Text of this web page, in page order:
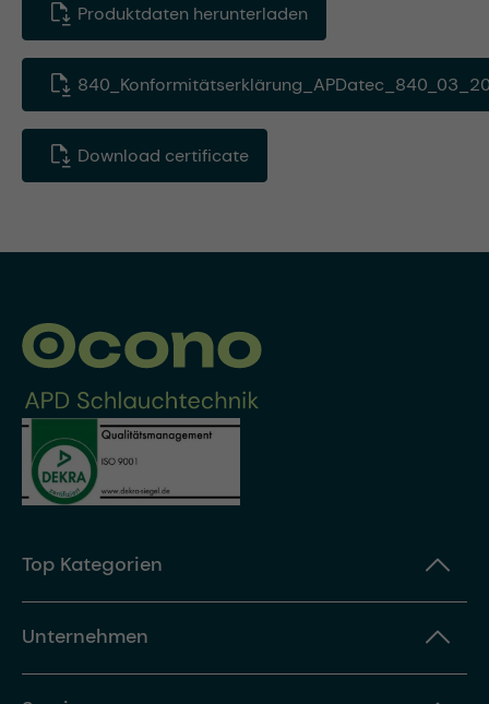
Produktdaten herunterladen
Download certificate
Top Kategorien
Unternehmen